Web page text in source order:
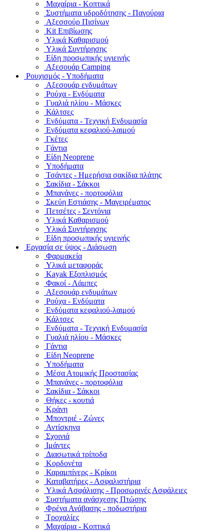
Μαχαίρια - Κοπτικά
Συστήματα υδροδότησης - Παγούρια
Αξεσσούρ Πισίνων
Kit Επιβίωσης
Υλικά Καθαρισμού
Υλικά Συντήρησης
Είδη προσωπικής υγιεινής
Αξεσουάρ Camping
Ρουχισμός - Υποδήματα
Αξεσουάρ ενδυμάτων
Ρούχα - Ενδύματα
Γυαλιά ηλίου - Μάσκες
Κάλτσες
Ενδύματα - Τεχνική Ενδυμασία
Ενδύματα κεφαλιού-λαιμού
Γκέτες
Γάντια
Είδη Neoprene
Υποδήματα
Τσάντες - Ημερήσια σακίδια πλάτης
Σακίδια - Σάκκοι
Μπανάνες - πορτοφόλια
Σκεύη Εστιάσης - Μαγειρέματος
Πετσέτες - Σεντόνια
Υλικά Καθαρισμού
Υλικά Συντήρησης
Είδη προσωπικής υγιεινής
Εργασία σε ύψος - Διάσωση
Φαρμακεία
Υλικά μεταφοράς
Kayak Εξοπλισμός
Φακοί - Λάμπες
Αξεσουάρ ενδυμάτων
Ρούχα - Ενδύματα
Ενδύματα κεφαλιού-λαιμού
Κάλτσες
Ενδύματα - Τεχνική Ενδυμασία
Γυαλιά ηλίου - Μάσκες
Γάντια
Είδη Neoprene
Υποδήματα
Μέσα Ατομικής Προστασίας
Μπανάνες - πορτοφόλια
Σακίδια - Σάκκοι
Θήκες - κουτιά
Κράνη
Μποντριέ - Ζώνες
Αντίσκηνα
Σχοινιά
Ιμάντες
Διασωτικά τρίποδα
Κορδονέτα
Καραμπίνερς - Κρίκοι
Καταβατήρες - Ασφαλιστήρια
Υλικά Ασφάλισης - Προσωρινές Ασφάλειες
Συστήματα ανάσχεσης Πτώσης
Φρένα Ανάβασης - ποδωστήρια
Τροχαλίες
Μαχαίρια - Κοπτικά